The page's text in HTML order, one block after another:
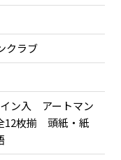
クラブ
ン入 アートマン
12枚揃 頭紙・紙